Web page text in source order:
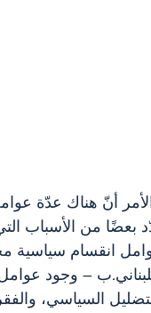
أنّ هناك عدّة
بعضًا من الأسباب
انقسام
– وجود
السياسي،